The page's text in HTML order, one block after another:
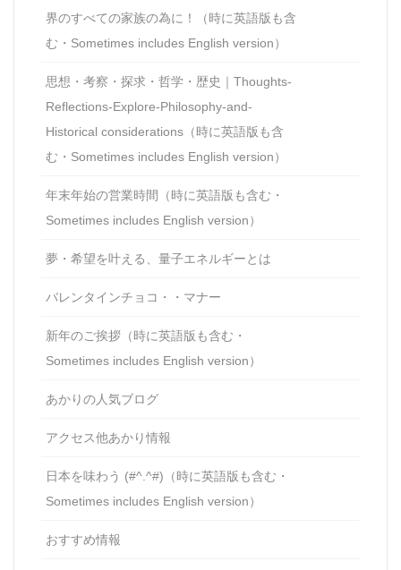
界のすべての家族の為に！（時に英語版も含
む・Sometimes includes English version）
思想・考察・探求・哲学・歴史｜Thoughts-
Reflections-Explore-Philosophy-and-
Historical considerations（時に英語版も含
む・Sometimes includes English version）
年末年始の営業時間（時に英語版も含む・
Sometimes includes English version）
夢・希望を叶える、量子エネルギーとは
バレンタインチョコ・・マナー
新年のご挨拶（時に英語版も含む・
Sometimes includes English version）
あかりの人気ブログ
アクセス他あかり情報
日本を味わう (#^.^#)（時に英語版も含む・
Sometimes includes English version）
おすすめ情報